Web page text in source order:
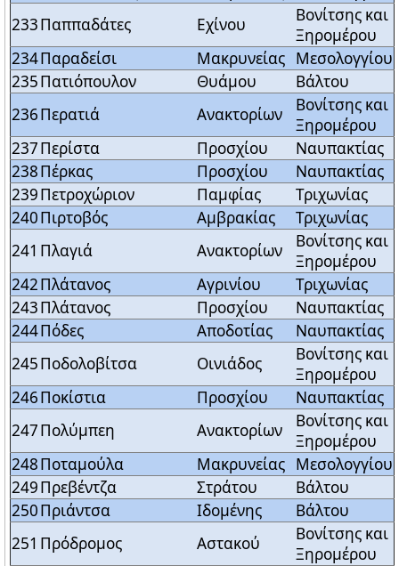
233Παππαδάτες Εχίνου
Βονίτσης και
Ξηρομέρου
234Παραδείσι Μακρυνείας Μεσολογγίου
235Πατιόπουλον Θυάμου
Βάλτου
236Περατιά Ανακτορίων
Βονίτσης και
Ξηρομέρου
237Περίστα Προσχίου
Ναυπακτίας
238Πέρκας Προσχίου
Ναυπακτίας
239Πετροχώριον Παμφίας
Τριχωνίας
240Πιρτοβός Αμβρακίας
Τριχωνίας
241 Πλαγιά Ανακτορίων
Βονίτσης και
Ξηρομέρου
242Πλάτανος Αγρινίου
Τριχωνίας
243Πλάτανος Προσχίου
Ναυπακτίας
244Πόδες Αποδοτίας
Ναυπακτίας
245Ποδολοβίτσα Οινιάδος
Βονίτσης και
Ξηρομέρου
246Ποκίστια Προσχίου
Ναυπακτίας
247Πολύμπεη Ανακτορίων
Βονίτσης και
Ξηρομέρου
248Ποταμούλα Μακρυνείας Μεσολογγίου
249Πρεβέντζα Στράτου
Βάλτου
250Πριάντσα Ιδομένης
Βάλτου
251 Πρόδρομος Αστακού
Βονίτσης και
Ξηρομέρου